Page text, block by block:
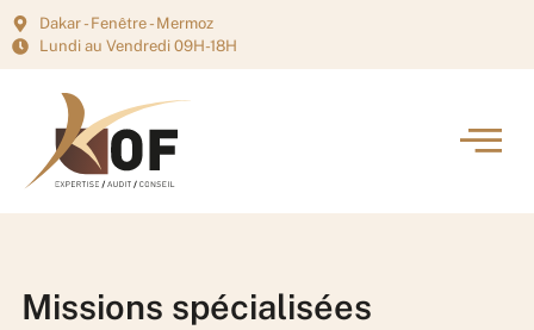
Dakar - Fenêtre - Mermoz
Lundi au Vendredi 09H-18H
Missions spécialisées